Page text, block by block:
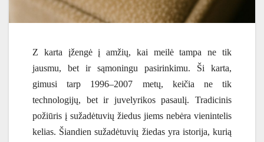
Z karta įžengė į amžių, kai meilė tampa ne tik
jausmu, bet ir sąmoningu pasirinkimu. Ši karta,
gimusi tarp 1996–2007 metų, keičia ne tik
technologijų, bet ir juvelyrikos pasaulį. Tradicinis
požiūris į sužadėtuvių žiedus jiems nebėra vienintelis
kelias. Šiandien sužadėtuvių žiedas yra istorija, kurią